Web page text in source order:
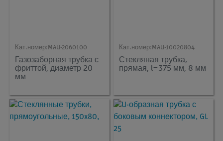
Кат.номер: MAU-2060100
Газозаборная трубка с
фриттой, диаметр 20
мм
Кат.номер: MAU-10020804
Стекляная трубка,
прямая, l=375 мм, 8 мм